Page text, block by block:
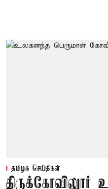
தமிழக செய்திகள்